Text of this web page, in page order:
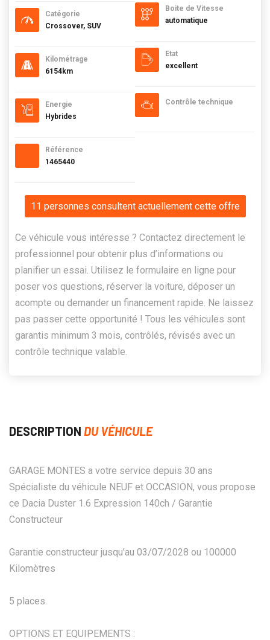
Catégorie
Crossover, SUV
Kilométrage
6154km
Energie
Hybrides
Référence
1465440
Boite de Vitesse
automatique
Etat
excellent
Contrôle technique
11 personnes consultent actuellement cette offre
Ce véhicule vous intéresse ? Contactez directement le
professionnel pour obtenir plus d’informations ou
planifier un essai. Utilisez le formulaire en ligne pour
poser vos questions, réserver la voiture, déposer un
acompte ou demander un financement rapide. Ne laissez
pas passer cette opportunité ! Tous les véhicules sont
garantis minimum 3 mois, contrôlés, révisés avec un
contrôle technique valable.
DESCRIPTION DU VÉHICULE
GARAGE MONTES a votre service depuis 30 ans
Spécialiste du véhicule NEUF et OCCASION, vous propose
ce Dacia Duster 1.6 Expression 140ch / Garantie
Constructeur
Garantie constructeur jusqu'au 03/07/2028 ou 100000
Kilomètres
5 places.
OPTIONS ET EQUIPEMENTS :